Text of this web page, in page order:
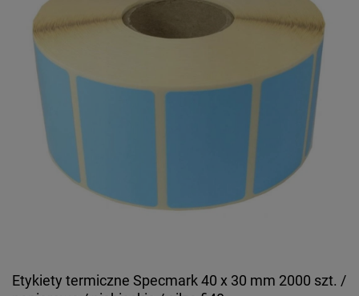
Etykiety termiczne Specmark 40 x 30 mm 2000 szt. /